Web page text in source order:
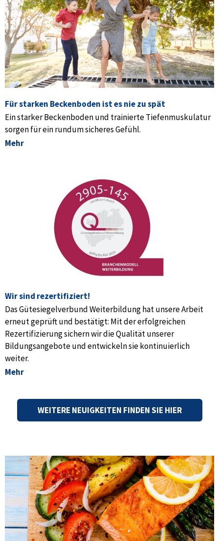
Für starken Beckenboden ist es nie zu spät
Ein starker Beckenboden und trainierte Tiefenmuskulatur
sorgen für ein rundum sicheres Gefühl.
Mehr
Wir sind rezertifiziert!
Das Gütesiegelverbund Weiterbildung hat unsere Arbeit
erneut geprüft und bestätigt: Mit der erfolgreichen
Rezertifizierung sichern wir die Qualität unserer
Bildungsangebote und entwickeln sie kontinuierlich
weiter.
Mehr
WEITERE NEUIGKEITEN FINDEN SIE HIER